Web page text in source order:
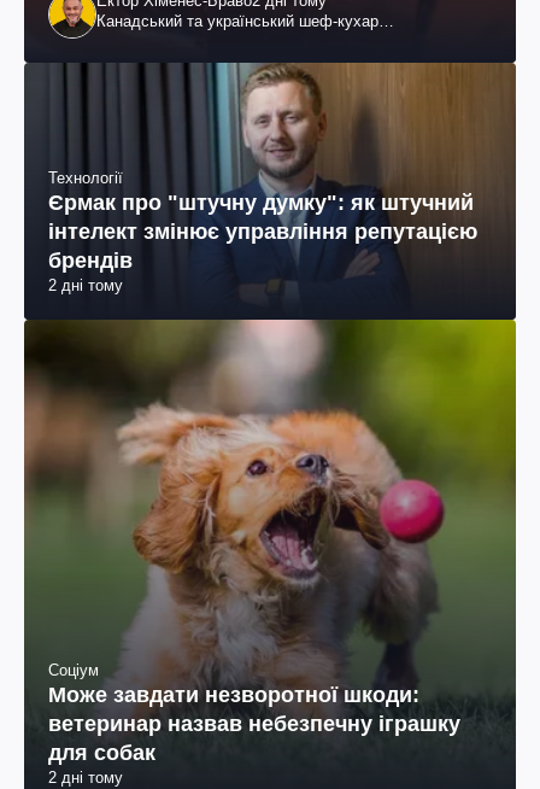
Канадський та український шеф-кухар
Технології
Єрмак про "штучну думку": як штучний
інтелект змінює управління репутацією
брендів
2 дні тому
Соціум
Може завдати незворотної шкоди:
ветеринар назвав небезпечну іграшку
для собак
2 дні тому